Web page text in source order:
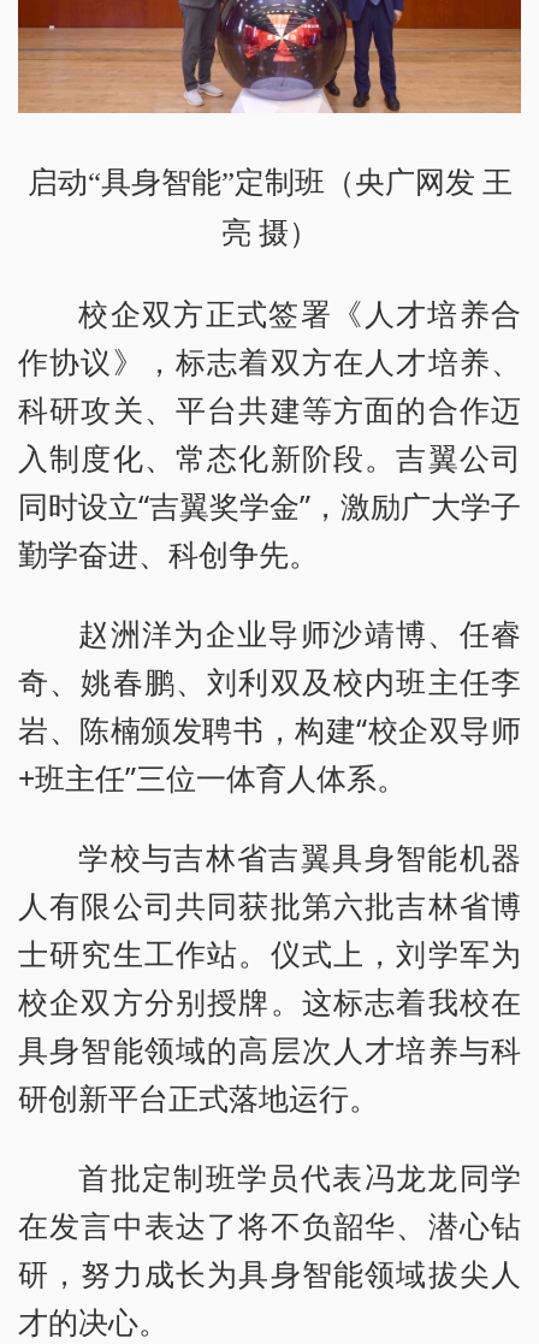
启动“具身智能”定制班（央广网发 王
亮 摄）
校企双方正式签署《人才培养合
作协议》，标志着双方在人才培养、
科研攻关、平台共建等方面的合作迈
入制度化、常态化新阶段。吉翼公司
同时设立“吉翼奖学金”，激励广大学子
勤学奋进、科创争先。
赵洲洋为企业导师沙靖博、任睿
奇、姚春鹏、刘利双及校内班主任李
岩、陈楠颁发聘书，构建“校企双导师
+班主任”三位一体育人体系。
学校与吉林省吉翼具身智能机器
人有限公司共同获批第六批吉林省博
士研究生工作站。仪式上，刘学军为
校企双方分别授牌。这标志着我校在
具身智能领域的高层次人才培养与科
研创新平台正式落地运行。
首批定制班学员代表冯龙龙同学
在发言中表达了将不负韶华、潜心钻
研，努力成长为具身智能领域拔尖人
才的决心。